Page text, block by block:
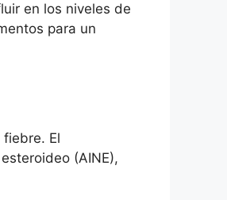
en los niveles de
para un
El
(AINE),